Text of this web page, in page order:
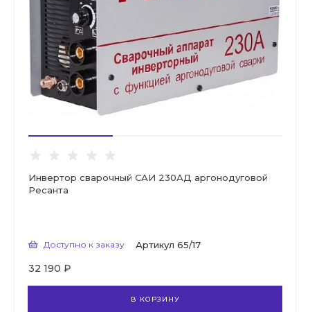
Инвертор сварочный САИ 230АД аргонодуговой
Ресанта
Доступно к заказу Артикул 65/17
32 190 ₽
В КОРЗИНУ